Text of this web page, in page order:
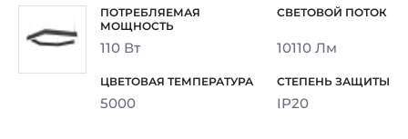
110 Вт 10110 Лм
5000 IP20